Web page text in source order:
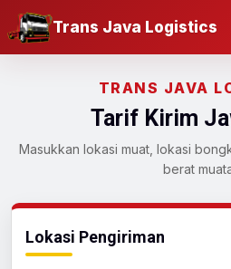
Trans Java Logistics
TRANS JAVA
Tarif Kirim
Masukkan lokasi muat, lokasi
berat
Lokasi Pengiriman